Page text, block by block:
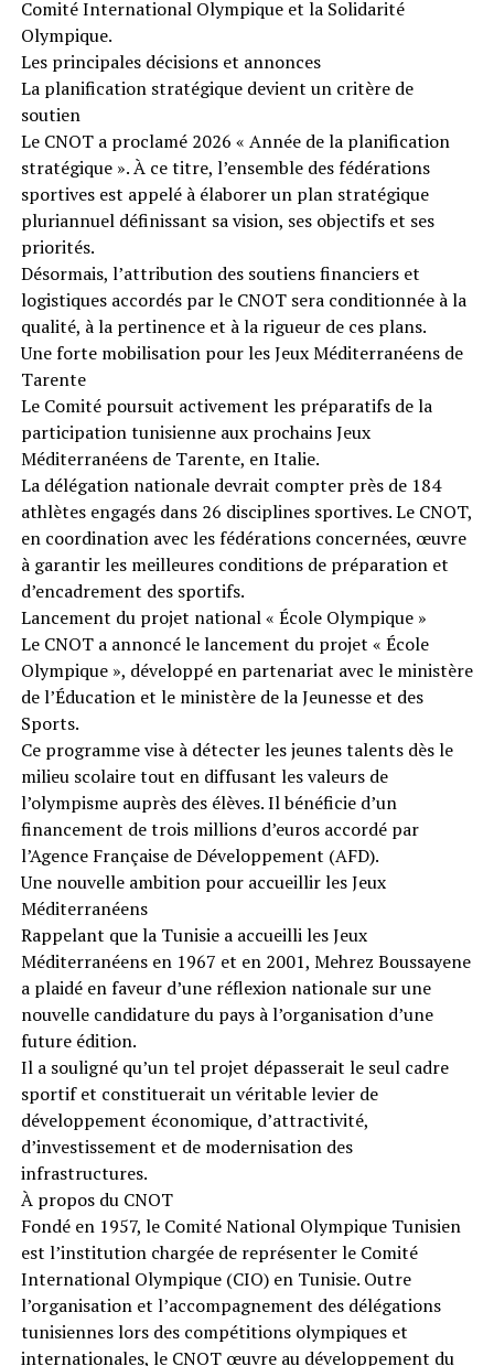
Comité International Olympique et la Solidarité
Olympique.
Les principales décisions et annonces
La planification stratégique devient un critère de
soutien
Le CNOT a proclamé 2026 « Année de la planification
stratégique ». À ce titre, l’ensemble des fédérations
sportives est appelé à élaborer un plan stratégique
pluriannuel définissant sa vision, ses objectifs et ses
priorités.
Désormais, l’attribution des soutiens financiers et
logistiques accordés par le CNOT sera conditionnée à la
qualité, à la pertinence et à la rigueur de ces plans.
Une forte mobilisation pour les Jeux Méditerranéens de
Tarente
Le Comité poursuit activement les préparatifs de la
participation tunisienne aux prochains Jeux
Méditerranéens de Tarente, en Italie.
La délégation nationale devrait compter près de 184
athlètes engagés dans 26 disciplines sportives. Le CNOT,
en coordination avec les fédérations concernées, œuvre
à garantir les meilleures conditions de préparation et
d’encadrement des sportifs.
Lancement du projet national « École Olympique »
Le CNOT a annoncé le lancement du projet « École
Olympique », développé en partenariat avec le ministère
de l’Éducation et le ministère de la Jeunesse et des
Sports.
Ce programme vise à détecter les jeunes talents dès le
milieu scolaire tout en diffusant les valeurs de
l’olympisme auprès des élèves. Il bénéficie d’un
financement de trois millions d’euros accordé par
l’Agence Française de Développement (AFD).
Une nouvelle ambition pour accueillir les Jeux
Méditerranéens
Rappelant que la Tunisie a accueilli les Jeux
Méditerranéens en 1967 et en 2001, Mehrez Boussayene
a plaidé en faveur d’une réflexion nationale sur une
nouvelle candidature du pays à l’organisation d’une
future édition.
Il a souligné qu’un tel projet dépasserait le seul cadre
sportif et constituerait un véritable levier de
développement économique, d’attractivité,
d’investissement et de modernisation des
infrastructures.
À propos du CNOT
Fondé en 1957, le Comité National Olympique Tunisien
est l’institution chargée de représenter le Comité
International Olympique (CIO) en Tunisie. Outre
l’organisation et l’accompagnement des délégations
tunisiennes lors des compétitions olympiques et
internationales, le CNOT œuvre au développement du